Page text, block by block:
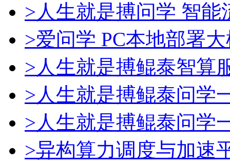
>人生就是搏问学 智能
>爱问学 PC本地部署
>人生就是搏鲲泰智算
>人生就是搏鲲泰问学
>人生就是搏鲲泰问学
>异构算力调度与加速